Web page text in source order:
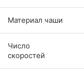
Материал чаши
Число
скоростей